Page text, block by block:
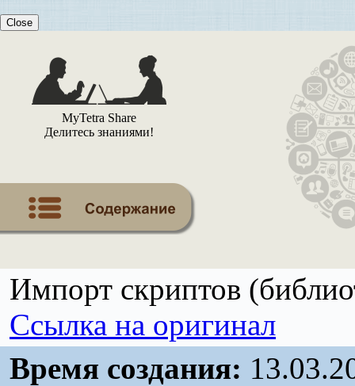
Close
MyTetra Share
Делитесь знаниями!
Импорт скриптов
Ссылка на оригинал
Время создания: